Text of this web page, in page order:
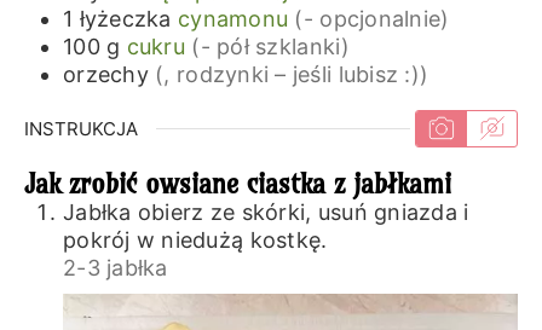
1 łyżeczka cynamonu (- opcjonalnie)
100 g cukru (- pół szklanki)
orzechy (, rodzynki – jeśli lubisz :))
INSTRUKCJA
Jak zrobić owsiane ciastka z jabłkami
Jabłka obierz ze skórki, usuń gniazda i
pokrój w niedużą kostkę.
2-3 jabłka